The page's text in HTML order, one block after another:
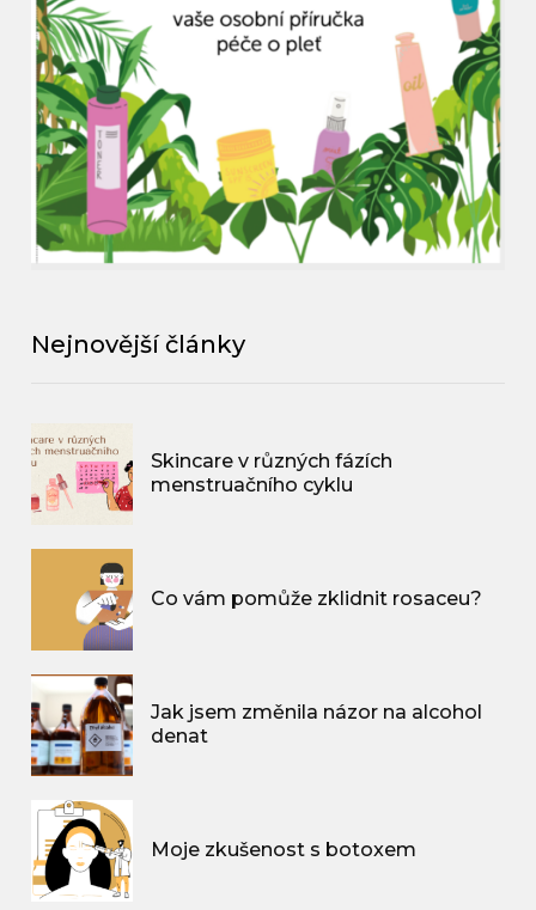
Nejnovější články
Skincare v různých fázích
menstruačního cyklu
Co vám pomůže zklidnit rosaceu?
Jak jsem změnila názor na alcohol
denat
Moje zkušenost s botoxem